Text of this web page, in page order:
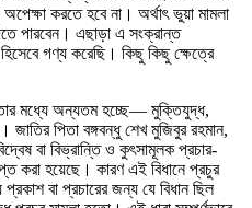
করতে হবে না। অর্থাৎ ভুয়া মামলা
পারবেন। এছাড়া এ সংক্রান্ত
গণ্য করেছি। কিছু কিছু ক্ষেত্রে
মধ্যে অন্যতম হচ্ছে— মুক্তিযুদ্ধ,
পিতা বঙ্গবন্ধু শেখ মুজিবুর রহমান,
বা বিভ্রান্তি ও কুৎসামূলক প্রচার-
করা হয়েছে। কারণ এই বিধানে প্রচুর
বা প্রচারের জন্য যে বিধান ছিল